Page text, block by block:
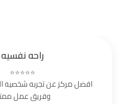
راحه نفسيه
⭐⭐⭐⭐⭐
افضل مركز عن تجربه شخصيه
وفريق عمل